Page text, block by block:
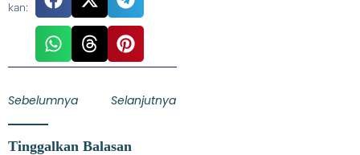
kan:
Sebelumnya Selanjutnya
Tinggalkan Balasan